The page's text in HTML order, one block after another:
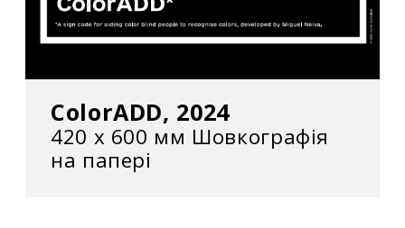
ColorADD, 2024
420 x 600 мм Шовкографія
на папері